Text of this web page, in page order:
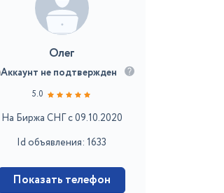
Олег
Аккаунт не подтвержден
5.0
На Биржа СНГ с 09.10.2020
Id объявления: 1633
Показать телефон